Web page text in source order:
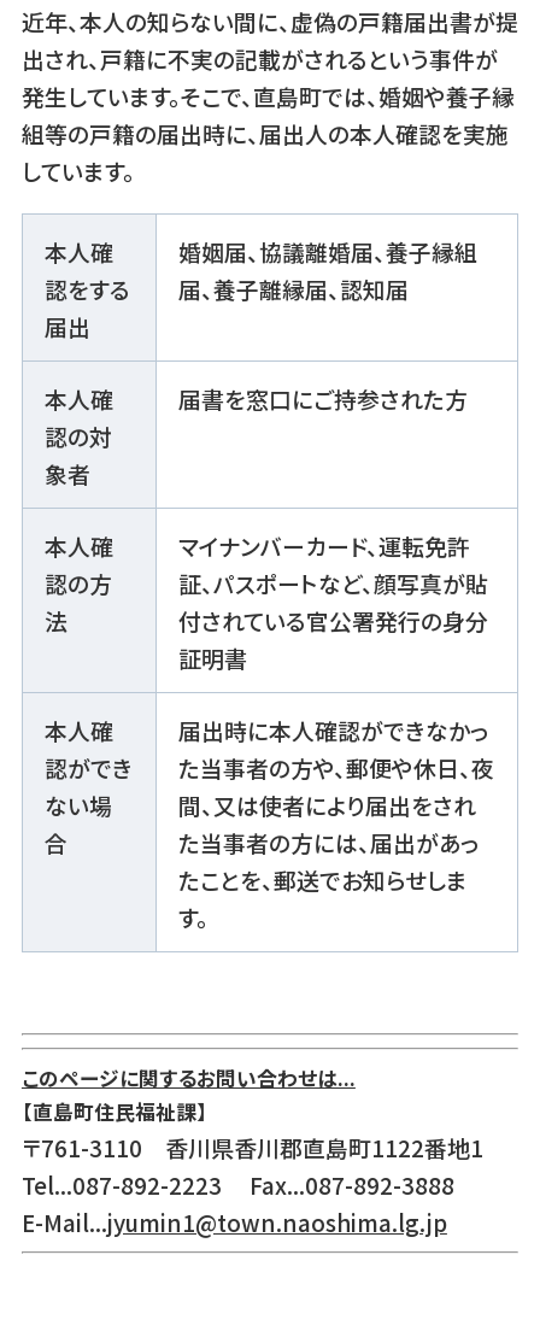
近年、本人の知らない間に、虚偽の戸籍届出書が提
出され、戸籍に不実の記載がされるという事件が
発生しています。そこで、直島町では、婚姻や養子縁
組等の戸籍の届出時に、届出人の本人確認を実施
しています。
本人確
認をする
届出
婚姻届、協議離婚届、養子縁組
届、養子離縁届、認知届
本人確
認の対
象者
届書を窓口にご持参された方
本人確
認の方
法
マイナンバーカード、運転免許
証、パスポートなど、顔写真が貼
付されている官公署発行の身分
証明書
本人確
認ができ
ない場
合
届出時に本人確認ができなかっ
た当事者の方や、郵便や休日、夜
間、又は使者により届出をされ
た当事者の方には、届出があっ
たことを、郵送でお知らせしま
す。
このページに関するお問い合わせは...
【直島町住民福祉課】
〒761-3110 香川県香川郡直島町1122番地1
Tel...087-892-2223 Fax...087-892-3888
E-Mail...jyumin1@town.naoshima.lg.jp